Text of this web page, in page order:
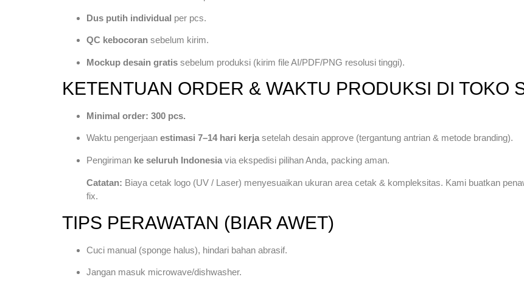
Dus putih individual per pcs.
QC kebocoran sebelum kirim.
Mockup desain gratis sebelum produksi (kirim file AI/PDF/PNG resolusi tinggi).
KETENTUAN ORDER & WAKTU PRODUKSI DI TOKO
Minimal order: 300 pcs.
Waktu pengerjaan estimasi 7–14 hari kerjasetelah desain approve (tergantung antrian & metode branding).
Pengiriman ke seluruh Indonesia via ekspedisi pilihan Anda, packing aman.
Catatan: Biaya cetak logo (UV / Laser) menyesuaikan ukuran area cetak & kompleksitas. Kami buatkan
fix.
TIPS PERAWATAN (BIAR AWET)
Cuci manual (sponge halus), hindari bahan abrasif.
Jangan masuk microwave/dishwasher.